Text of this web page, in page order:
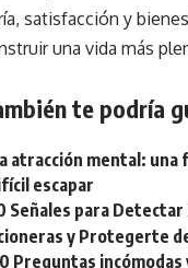
satisfacción y
una vida más
te podría
atracción mental: una
escapar
Señales para
y Protegerte
Preguntas incómodas